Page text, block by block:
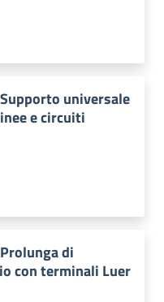
Supporto universale
e circuiti
di
con terminali Luer